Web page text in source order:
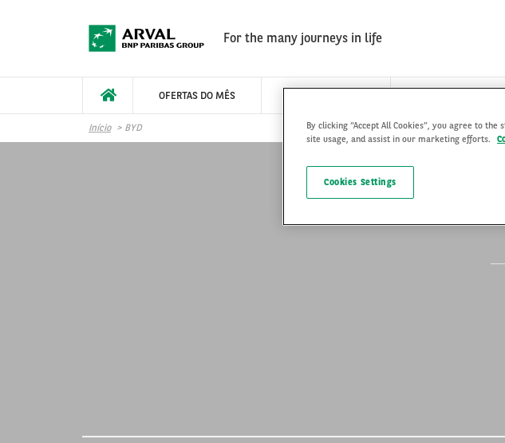
For the many journeys in life
OFERTAS DO MÊS
Início BYD
By clicking “Accept All Cookies”, you agree to
site usage, and assist in our marketing efforts.
Cookies Settings